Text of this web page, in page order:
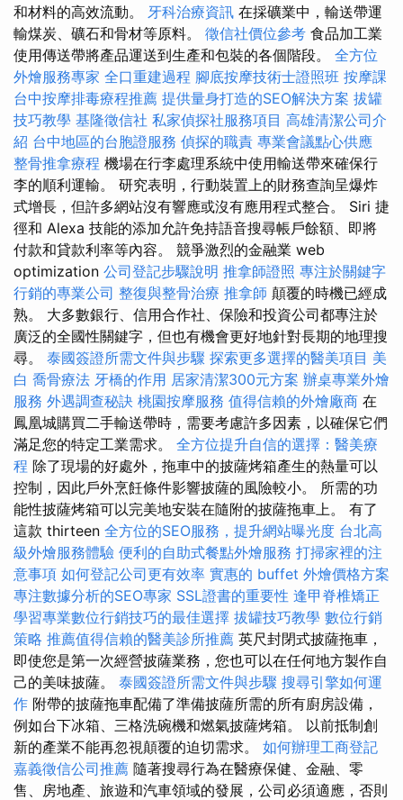
和材料的高效流動。 牙科治療資訊 在採礦業中，輸送帶運
輸煤炭、礦石和骨材等原料。 徵信社價位參考 食品加工業
使用傳送帶將產品運送到生產和包裝的各個階段。 全方位
外燴服務專家 全口重建過程 腳底按摩技術士證照班 按摩課
台中按摩排毒療程推薦 提供量身打造的SEO解決方案 拔罐
技巧教學 基隆徵信社 私家偵探社服務項目 高雄清潔公司介
紹 台中地區的台胞證服務 偵探的職責 專業會議點心供應
整骨推拿療程 機場在行李處理系統中使用輸送帶來確保行
李的順利運輸。 研究表明，行動裝置上的財務查詢呈爆炸
式增長，但許多網站沒有響應或沒有應用程式整合。 Siri 捷
徑和 Alexa 技能的添加允許免持語音搜尋帳戶餘額、即將
付款和貸款利率等內容。 競爭激烈的金融業 web
optimization 公司登記步驟說明 推拿師證照 專注於關鍵字
行銷的專業公司 整復與整骨治療 推拿師 顛覆的時機已經成
熟。 大多數銀行、信用合作社、保險和投資公司都專注於
廣泛的全國性關鍵字，但也有機會更好地針對長期的地理搜
尋。 泰國簽證所需文件與步驟 探索更多選擇的醫美項目 美
白 喬骨療法 牙橋的作用 居家清潔300元方案 辦桌專業外燴
服務 外遇調查秘訣 桃園按摩服務 值得信賴的外燴廠商 在
鳳凰城購買二手輸送帶時，需要考慮許多因素，以確保它們
滿足您的特定工業需求。 全方位提升自信的選擇：醫美療
程 除了現場的好處外，拖車中的披薩烤箱產生的熱量可以
控制，因此戶外烹飪條件影響披薩的風險較小。 所需的功
能性披薩烤箱可以完美地安裝在隨附的披薩拖車上。 有了
這款 thirteen 全方位的SEO服務，提升網站曝光度 台北高
級外燴服務體驗 便利的自助式餐點外燴服務 打掃家裡的注
意事項 如何登記公司更有效率 實惠的 buffet 外燴價格方案
專注數據分析的SEO專家 SSL證書的重要性 逢甲脊椎矯正
學習專業數位行銷技巧的最佳選擇 拔罐技巧教學 數位行銷
策略 推薦值得信賴的醫美診所推薦 英尺封閉式披薩拖車，
即使您是第一次經營披薩業務，您也可以在任何地方製作自
己的美味披薩。 泰國簽證所需文件與步驟 搜尋引擎如何運
作 附帶的披薩拖車配備了準備披薩所需的所有廚房設備，
例如台下冰箱、三格洗碗機和燃氣披薩烤箱。 以前抵制創
新的產業不能再忽視顛覆的迫切需求。 如何辦理工商登記
嘉義徵信公司推薦 隨著搜尋行為在醫療保健、金融、零
售、房地產、旅遊和汽車領域的發展，公司必須適應，否則